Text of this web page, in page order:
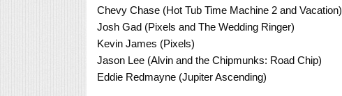
Chevy Chase (Hot Tub Time Machine 2 and Vacation)
Josh Gad (Pixels and The Wedding Ringer)
Kevin James (Pixels)
Jason Lee (Alvin and the Chipmunks: Road Chip)
Eddie Redmayne (Jupiter Ascending)